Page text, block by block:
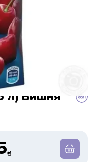
л) Вишня